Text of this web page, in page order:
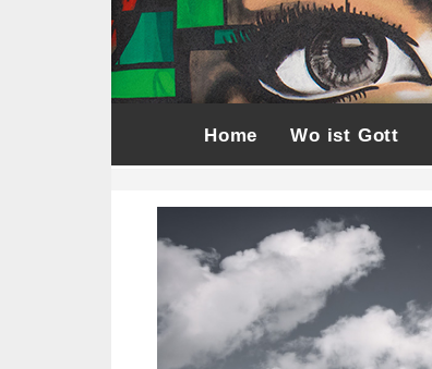
Home Wo ist Gott